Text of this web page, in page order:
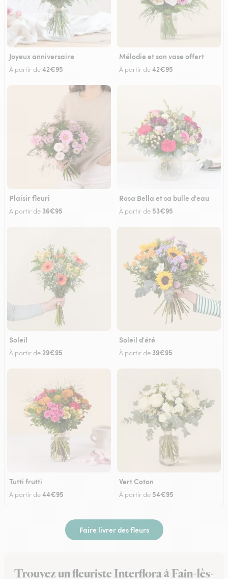
Joyeux anniversaire
À partir de42€95
Mélodie et son vase offert
À partir de42€95
Plaisir fleuri
À partir de 36€95
Rosa Bella et sa bulle d'eau
À partir de 53€95
Soleil
À partir de 29€95
Soleil d'été
À partir de 39€95
Tutti frutti
À partir de44€95
Vert Coton
À partir de 54€95
Faire livrer des fleurs
Trouvez un fleuriste Interflora à Fain-lès-